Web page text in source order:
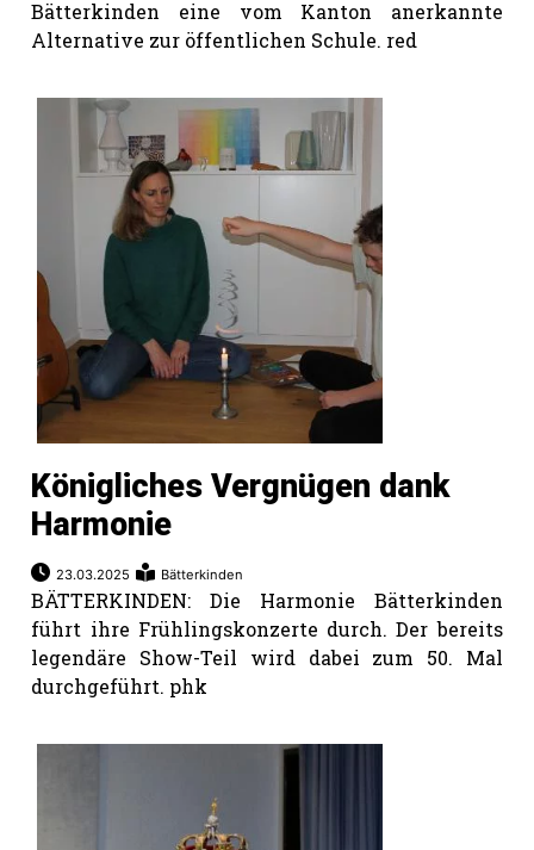
Bätterkinden eine vom Kanton anerkannte
Alternative zur öffentlichen Schule. red
Königliches Vergnügen dank
Harmonie
23.03.2025 Bätterkinden
BÄTTERKINDEN: Die Harmonie Bätterkinden
führt ihre Frühlingskonzerte durch. Der bereits
legendäre Show-Teil wird dabei zum 50. Mal
durchgeführt. phk